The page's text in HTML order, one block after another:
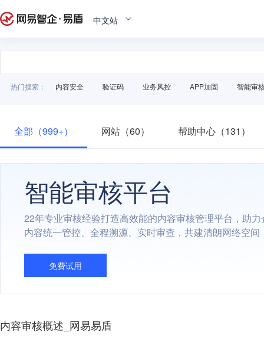
中文站
热门搜索： 内容安全 验证码 业务风控 APP加固 智能审
全部（999+） 网站（60） 帮助中心（131）
智能审核平台
22年专业审核经验打造高效能的内容审核管理平台，助
内容统一管控、全程溯源、实时审查，共建清朗网络空间
免费试用
内容审核概述_网易易盾